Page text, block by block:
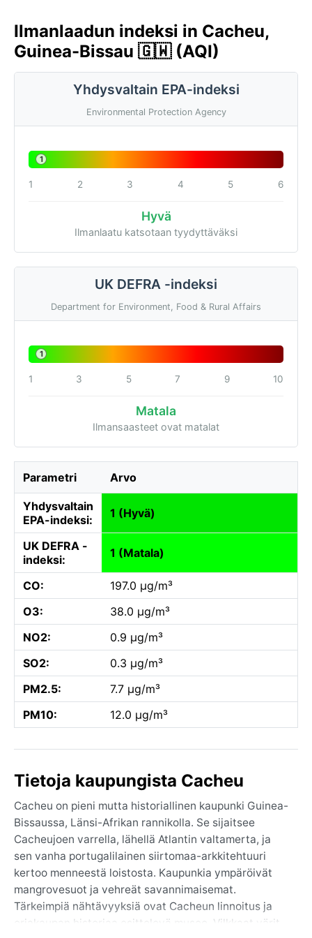
Ilmanlaadun indeksi in Cacheu,
Guinea-Bissau 🇬🇼 (AQI)
Yhdysvaltain EPA-indeksi
Environmental Protection Agency
1
1 2 3 4 5 6
Hyvä
Ilmanlaatu katsotaan tyydyttäväksi
UK DEFRA -indeksi
Department for Environment, Food & Rural Affairs
1
1 3 5 7 9 10
Matala
Ilmansaasteet ovat matalat
Parametri Arvo
Yhdysvaltain
EPA-indeksi:
1 (Hyvä)
UK DEFRA -
indeksi:
1 (Matala)
CO:
197.0 µg/m³
O3:
38.0 µg/m³
NO2:
0.9 µg/m³
SO2:
0.3 µg/m³
PM2.5:
7.7 µg/m³
PM10:
12.0 µg/m³
Tietoja kaupungista Cacheu
Cacheu on pieni mutta historiallinen kaupunki Guinea-
Bissaussa, Länsi-Afrikan rannikolla. Se sijaitsee
Cacheujoen varrella, lähellä Atlantin valtamerta, ja
sen vanha portugalilainen siirtomaa-arkkitehtuuri
kertoo menneestä loistosta. Kaupunkia ympäröivät
mangrovesuot ja vehreät savannimaisemat.
Tärkeimpiä nähtävyyksiä ovat Cacheun linnoitus ja
orjakaupan historiaa esittelevä museo. Vilkkaat värit